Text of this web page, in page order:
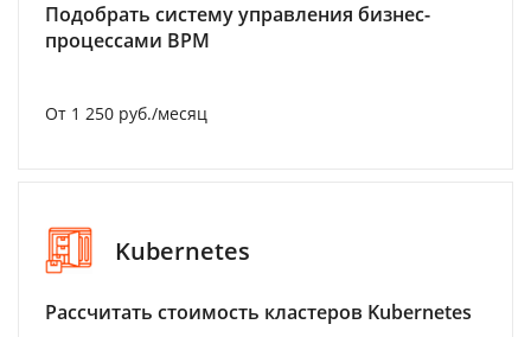
Подобрать систему управления бизнес-
процессами BPM
От 1 250 руб./месяц
Kubernetes
Рассчитать стоимость кластеров Kubernetes